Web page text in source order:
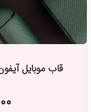
قاب موبایل